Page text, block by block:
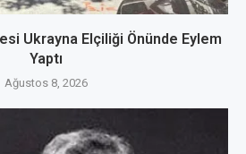
Ukrayna Elçiliği Önünde Eylem
Yaptı
Ağustos 8, 2026